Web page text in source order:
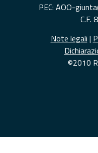
PEC: AOO-
C.F.
Note legali |
©2010